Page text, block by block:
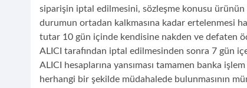
siparişin iptal edilmesini, sözleşme konusu
durumun ortadan kalkmasına kadar ertelenmesi
tutar 10 gün içinde kendisine nakden ve defaten
ALICI tarafından iptal edilmesinden sonra 7 gün
ALICI hesaplarına yansıması tamamen banka
herhangi bir şekilde müdahalede bulunmasının